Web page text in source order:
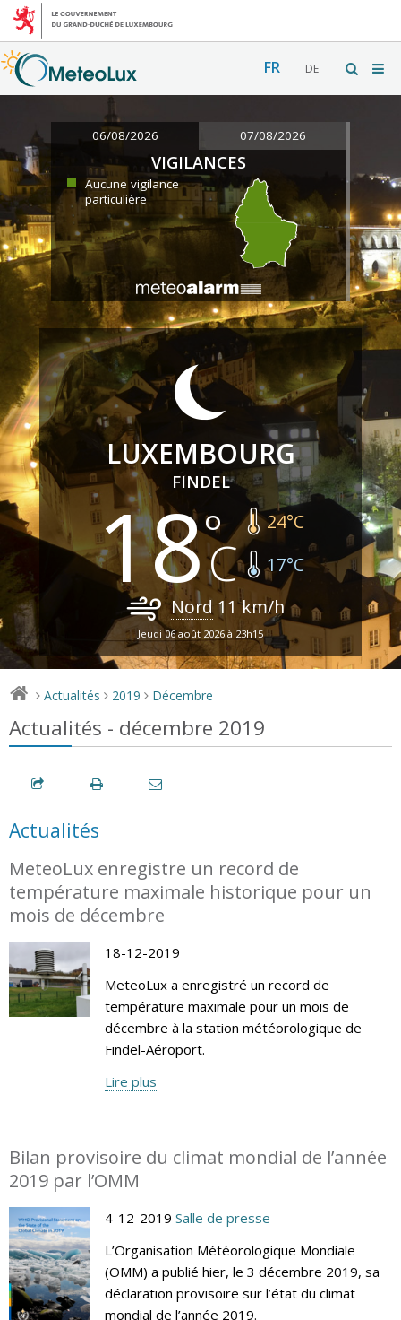
FR DE
06/08/2026 07/08/2026
VIGILANCES
Aucune vigilance
particulière
LUXEMBOURG
FINDEL
18 24°C
17°C
Nord 11km/h
Jeudi 06 août 2026 à 23h15
> Actualités > 2019 > Décembre
Actualités - décembre 2019
Actualités
MeteoLux enregistre un record de
température maximale historique pour un
mois de décembre
18-12-2019
MeteoLux a enregistré un record de
température maximale pour un mois de
décembre à la station météorologique de
Findel-Aéroport.
Lire plus
Bilan provisoire du climat mondial de l’année
2019 par l’OMM
4-12-2019 Salle de presse
L’Organisation Météorologique Mondiale
(OMM) a publié hier, le 3 décembre 2019, sa
déclaration provisoire sur l’état du climat
mondial de l’année 2019.